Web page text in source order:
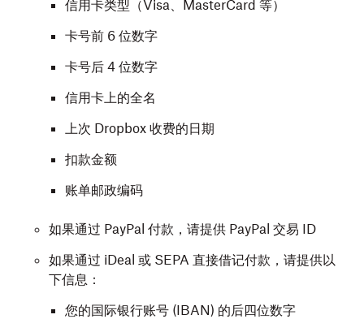
信用卡类型（Visa、MasterCard 等）
卡号前 6 位数字
卡号后 4 位数字
信用卡上的全名
上次 Dropbox 收费的日期
扣款金额
账单邮政编码
如果通过 PayPal 付款，请提供 PayPal 交易 ID
如果通过 iDeal 或 SEPA 直接借记付款，请提供以
下信息：
您的国际银行账号 (IBAN) 的后四位数字